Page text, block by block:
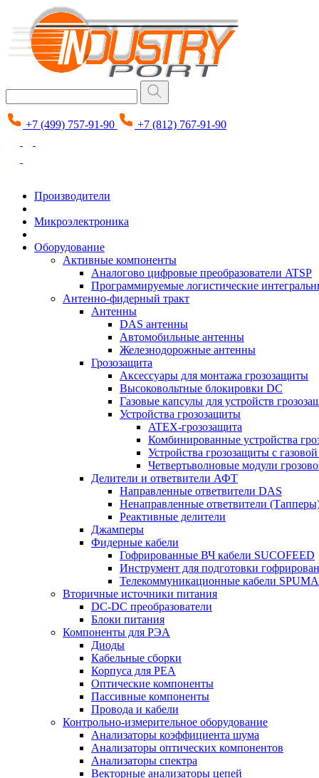
+7 (499) 757-91-90 +7 (812) 767-91-90
Производители
Микроэлектроника
Оборудование
Активные компоненты
Аналогово цифровые преобразователи ATSP
Программируемые логистические
Антенно-фидерный тракт
Антенны
DAS антенны
Автомобильные антенны
Железнодорожные антенны
Грозозащита
Аксессуары для монтажа грозозащиты
Высоковольтные блокировки DC
Газовые капсулы для устройств
Устройства грозозащиты
ATEX-грозозащита
Комбинированные устройства
Устройства грозозащиты с
Четвертьволновые модули
Делители и ответвители АФТ
Направленные ответвители DAS
Ненаправленные ответвители
Реактивные делители
Джамперы
Фидерные кабели
Гофрированные ВЧ кабели SUCOFEED
Инструмент для подготовки
Телекоммуникационные кабели SPUMA
Вторичные источники питания
DC-DC преобразователи
Блоки питания
Компоненты для РЭА
Диоды
Кабельные сборки
Корпуса для РЕА
Оптические компоненты
Пассивные компоненты
Провода и кабели
Контрольно-измерительное оборудование
Анализаторы коэффициента шума
Анализаторы оптических компонентов
Анализаторы спектра
Векторные анализаторы цепей